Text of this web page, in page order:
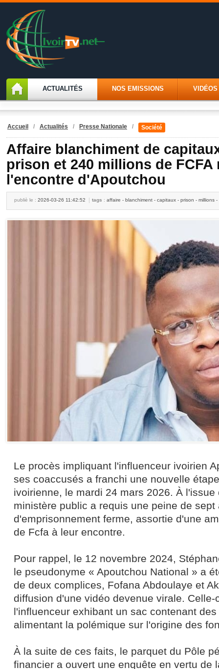
ACTUALITÉS NOS EMISSIONS VIDÉOS
Accueil / Actualités / Presse Nationale / Société
Affaire blanchiment de
prison et 240 millions de FCFA
l'encontre d'Apoutchou
publiè le : 2026-03-26 11:42:52 tags : affaire - blanchiment - capitaux - prison - millions
Le procès impliquant l'influenceur ivoirien
ses coaccusés a franchi une nouvelle
ivoirienne, le mardi 24 mars 2026. À
ministère public a requis une peine de sept
d'emprisonnement ferme, assortie d'une
de Fcfa à leur encontre.
Pour rappel, le 12 novembre 2024,
le pseudonyme « Apoutchou National » a
de deux complices, Fofana Abdoulaye et
diffusion d'une vidéo devenue virale. Celle-
l'influenceur exhibant un sac contenant
alimentant la polémique sur l'origine des
À la suite de ces faits, le parquet du Pôle
financier a ouvert une enquête en vertu de